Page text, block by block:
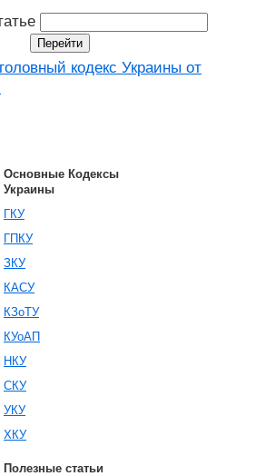
кодекс Украины от
Основные Кодексы
Украины
ГКУ
ГПКУ
ЗКУ
КАСУ
КЗоТУ
КУоАП
НКУ
СКУ
УКУ
ХКУ
Полезные статьи